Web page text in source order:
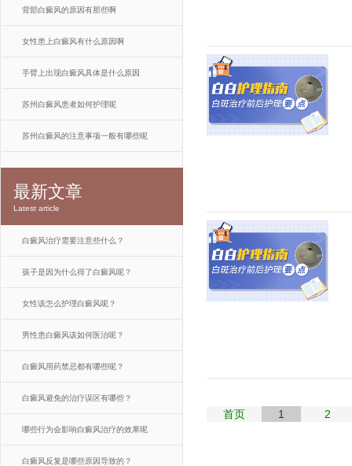
背部白癜风的原因有那些啊
女性患上白癜风有什么原因啊
手臂上出现白癜风具体是什么原因
苏州白癜风患者如何护理呢
苏州白癜风的注意事项一般有哪些呢
最新文章
Latest article
白癜风治疗需要注意些什么？
孩子是因为什么得了白癜风呢？
女性该怎么护理白癜风呢？
男性患白癜风该如何医治呢？
白癜风用药禁忌都有哪些呢？
白癜风避免的治疗误区有哪些？
哪些行为会影响白癜风治疗的效果呢
白癜风反复是哪些原因导致的？
首页 1 2